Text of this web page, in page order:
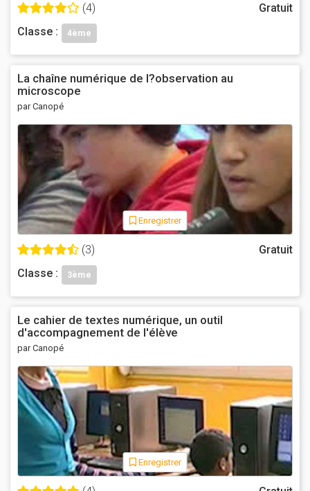
(4)
Gratuit
Classe :
4ème
La chaîne numérique de l?observation au
microscope
par Canopé
Enregistrer
(3)
Gratuit
Classe :
3ème
Le cahier de textes numérique, un outil
d'accompagnement de l'élève
par Canopé
Enregistrer